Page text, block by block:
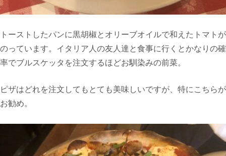
トーストしたパンに黒胡椒とオリーブオイルで和えたトマトが
のっています。イタリア人の友人達と食事に行くとかなりの確
率でブルスケッタを注文するほどお馴染みの前菜。
ピザはどれを注文してもとても美味しいですが、特にこちらが
お勧め。